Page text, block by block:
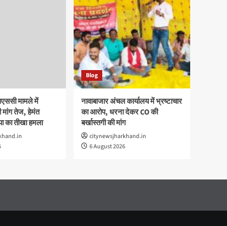
मामले में
मांग तेज, हेमंत
का तीखा हमला
Blog
नावाबाजार अंचल कार्यालय में भ्रष्टाचार
का आरोप, धरना देकर CO की
बर्खास्तगी की मांग
citynewsjharkhand.in
6 August 2026